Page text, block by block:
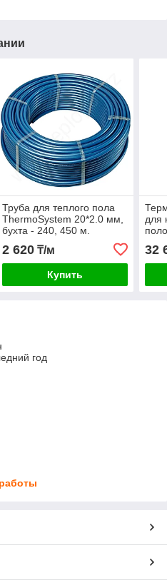
Труба для теплого пола
ThermoSystem 20*2.0 мм,
бухта - 240, 450 м.
2 620₸/м
Купить
для
32
год